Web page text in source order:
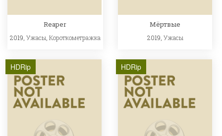
Reaper
2019, Ужасы, Короткометражка
Мёртвые
2019, Ужасы
HDRip HDRip